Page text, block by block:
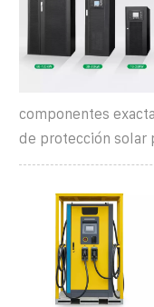
componentes
de protección solar